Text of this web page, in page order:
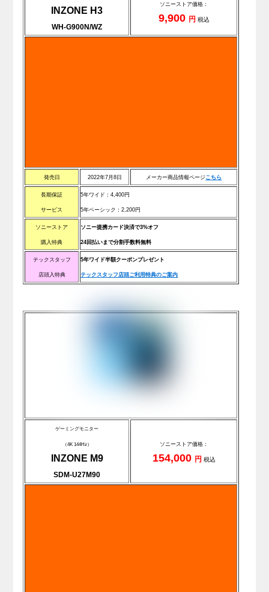
INZONE H3
WH-G900N/WZ
ソニーストア価格：
9,900 円 税込
発売日 2022年7月8日 メーカー商品情報ページこちら
長期保証
サービス
5年ワイド：4 ,400円
5年ベーシック：2 ,200円
ソニーストア
購入特典
ソニー提携カード決済で3%オフ
24回払いまで分割手数料無料
テックスタッフ
店頭入特典
5年ワイド半額クーポンプレゼント
テックスタッフ店頭ご利用特典のご案内
ゲーミングモニター
（4K 144Hz）
INZONE M9
SDM-U27M90
ソニーストア価格：
154,000 円 税込